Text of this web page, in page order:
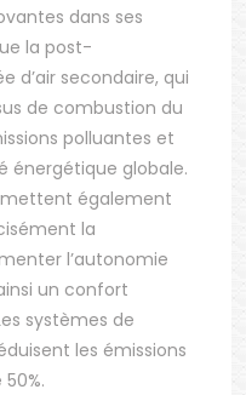
dans ses
la post-
d’air secondaire, qui
de combustion du
polluantes et
énergétique globale.
également
la
l’autonomie
un confort
systèmes de
les émissions